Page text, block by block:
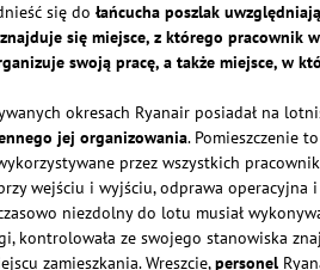
się do łańcucha poszlak
się miejsce, z którego
swoją pracę, a także miejsce, w
okresach Ryanair posiadał na
jej organizowania. Pomieszczenie
przez wszystkich
wejściu i wyjściu, odprawa
niezdolny do lotu musiał
kontrolowała ze swojego stanowiska
zamieszkania. Wreszcie,personel